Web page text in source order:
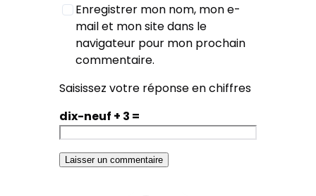
Enregistrer mon nom, mon e-
mail et mon site dans le
navigateur pour mon prochain
commentaire.
Saisissez votre réponse en chiffres
dix-neuf + 3 =